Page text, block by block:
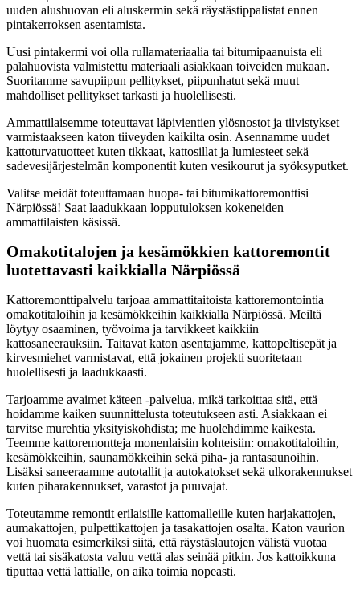
uuden alushuovan eli aluskermin sekä räystästippalistat ennen
pintakerroksen asentamista.
Uusi pintakermi voi olla rullamateriaalia tai bitumipaanuista eli
palahuovista valmistettu materiaali asiakkaan toiveiden mukaan.
Suoritamme savupiipun pellitykset, piipunhatut sekä muut
mahdolliset pellitykset tarkasti ja huolellisesti.
Ammattilaisemme toteuttavat läpivientien ylösnostot ja tiivistykset
varmistaakseen katon tiiveyden kaikilta osin. Asennamme uudet
kattoturvatuotteet kuten tikkaat, kattosillat ja lumiesteet sekä
sadevesijärjestelmän komponentit kuten vesikourut ja syöksyputket.
Valitse meidät toteuttamaan huopa- tai bitumikattoremonttisi
Närpiössä! Saat laadukkaan lopputuloksen kokeneiden
ammattilaisten käsissä.
Omakotitalojen ja kesämökkien kattoremontit
luotettavasti kaikkialla Närpiössä
Kattoremonttipalvelu tarjoaa ammattitaitoista kattoremontointia
omakotitaloihin ja kesämökkeihin kaikkialla Närpiössä. Meiltä
löytyy osaaminen, työvoima ja tarvikkeet kaikkiin
kattosaneerauksiin. Taitavat katon asentajamme, kattopeltisepät ja
kirvesmiehet varmistavat, että jokainen projekti suoritetaan
huolellisesti ja laadukkaasti.
Tarjoamme avaimet käteen -palvelua, mikä tarkoittaa sitä, että
hoidamme kaiken suunnittelusta toteutukseen asti. Asiakkaan ei
tarvitse murehtia yksityiskohdista; me huolehdimme kaikesta.
Teemme kattoremontteja monenlaisiin kohteisiin: omakotitaloihin,
kesämökkeihin, saunamökkeihin sekä piha- ja rantasaunoihin.
Lisäksi saneeraamme autotallit ja autokatokset sekä ulkorakennukset
kuten piharakennukset, varastot ja puuvajat.
Toteutamme remontit erilaisille kattomalleille kuten harjakattojen,
aumakattojen, pulpettikattojen ja tasakattojen osalta. Katon vaurion
voi huomata esimerkiksi siitä, että räystäslautojen välistä vuotaa
vettä tai sisäkatosta valuu vettä alas seinää pitkin. Jos kattoikkuna
tiputtaa vettä lattialle, on aika toimia nopeasti.